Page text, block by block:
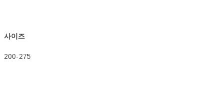
사이즈
200-275